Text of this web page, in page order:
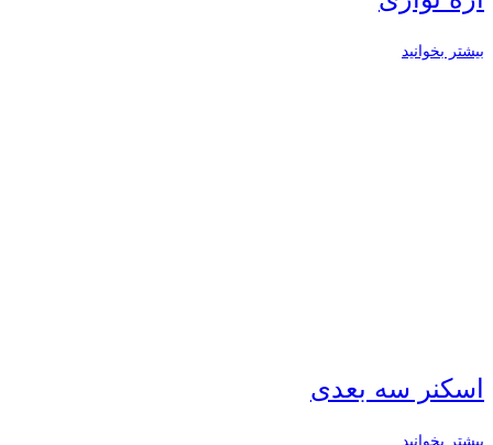
بیشتر بخوانید
اسکنر سه بعدی
بیشتر بخوانید